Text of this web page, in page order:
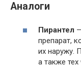
Аналоги
Пирантел
препарат,
их наружу.
а также